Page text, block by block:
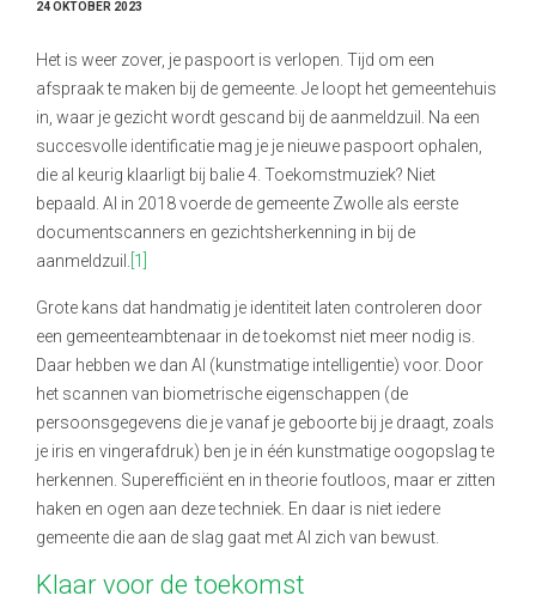
24 OKTOBER 2023
Het is weer zover, je paspoort is verlopen. Tijd om een
afspraak te maken bij de gemeente. Je loopt het gemeentehuis
in, waar je gezicht wordt gescand bij de aanmeldzuil. Na een
succesvolle identificatie mag je je nieuwe paspoort ophalen,
die al keurig klaarligt bij balie 4. Toekomstmuziek? Niet
bepaald. Al in 2018 voerde de gemeente Zwolle als eerste
documentscanners en gezichtsherkenning in bij de
aanmeldzuil. [1]
Grote kans dat handmatig je identiteit laten controleren door
een gemeenteambtenaar in de toekomst niet meer nodig is.
Daar hebben we dan AI (kunstmatige intelligentie) voor. Door
het scannen van biometrische eigenschappen (de
persoonsgegevens die je vanaf je geboorte bij je draagt, zoals
je iris en vingerafdruk) ben je in één kunstmatige oogopslag te
herkennen. Superefficiënt en in theorie foutloos, maar er zitten
haken en ogen aan deze techniek. En daar is niet iedere
gemeente die aan de slag gaat met AI zich van bewust.
Klaar voor de toekomst